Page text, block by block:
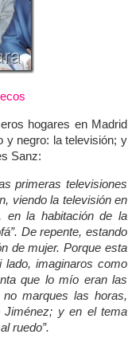
hogares en Madrid
y negro: la televisión; y
Sanz:
primeras televisiones
viendo la televisión en
en la habitación de la
De repente, estando
de mujer. Porque esta
imaginaros como
que lo mío eran las
marques las horas,
Jiménez; y en el tema
ruedo”.